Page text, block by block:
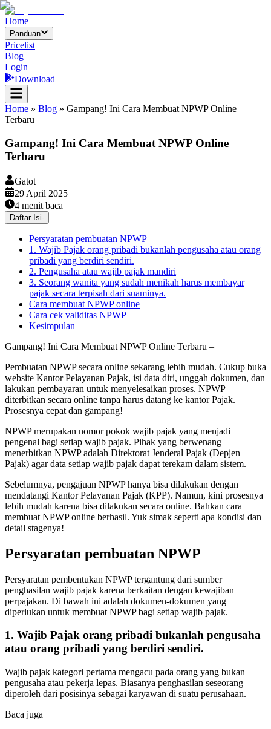
Home
Panduan
Pricelist
Blog
Login
Download
Home » Blog » Gampang! Ini Cara Membuat NPWP Online
Terbaru
Gampang! Ini Cara Membuat NPWP Online
Terbaru
Gatot
29 April 2025
4 menit baca
Daftar Isi-
Persyaratan pembuatan NPWP
1. Wajib Pajak orang pribadi bukanlah pengusaha atau orang
pribadi yang berdiri sendiri.
2. Pengusaha atau wajib pajak mandiri
3. Seorang wanita yang sudah menikah harus membayar
pajak secara terpisah dari suaminya.
Cara membuat NPWP online
Cara cek validitas NPWP
Kesimpulan
Gampang! Ini Cara Membuat NPWP Online Terbaru –
Pembuatan NPWP secara online sekarang lebih mudah. Cukup buka
website Kantor Pelayanan Pajak, isi data diri, unggah dokumen, dan
lakukan pembayaran untuk menyelesaikan proses. NPWP
diterbitkan secara online tanpa harus datang ke kantor Pajak.
Prosesnya cepat dan gampang!
NPWP merupakan nomor pokok wajib pajak yang menjadi
pengenal bagi setiap wajib pajak. Pihak yang berwenang
menerbitkan NPWP adalah Direktorat Jenderal Pajak (Depjen
Pajak) agar data setiap wajib pajak dapat terekam dalam sistem.
Sebelumnya, pengajuan NPWP hanya bisa dilakukan dengan
mendatangi Kantor Pelayanan Pajak (KPP). Namun, kini prosesnya
lebih mudah karena bisa dilakukan secara online. Bahkan cara
membuat NPWP online berhasil. Yuk simak seperti apa kondisi dan
detail stagenya!
Persyaratan pembuatan NPWP
Persyaratan pembentukan NPWP tergantung dari sumber
penghasilan wajib pajak karena berkaitan dengan kewajiban
perpajakan. Di bawah ini adalah dokumen-dokumen yang
diperlukan untuk membuat NPWP bagi setiap wajib pajak.
1. Wajib Pajak orang pribadi bukanlah pengusaha
atau orang pribadi yang berdiri sendiri.
Wajib pajak kategori pertama mengacu pada orang yang bukan
pengusaha atau pekerja lepas. Biasanya penghasilan seseorang
diperoleh dari posisinya sebagai karyawan di suatu perusahaan.
Baca juga